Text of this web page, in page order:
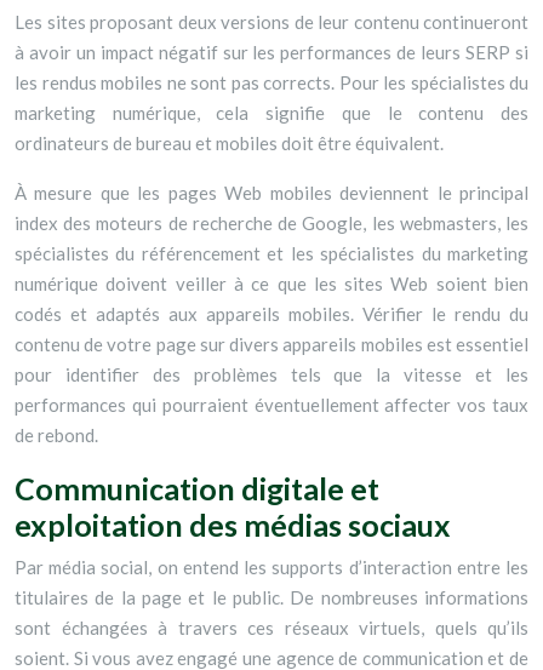
Les sites proposant deux versions de leur contenu continueront
à avoir un impact négatif sur les performances de leurs SERP si
les rendus mobiles ne sont pas corrects. Pour les spécialistes du
marketing numérique, cela signifie que le contenu des
ordinateurs de bureau et mobiles doit être équivalent.
À mesure que les pages Web mobiles deviennent le principal
index des moteurs de recherche de Google, les webmasters, les
spécialistes du référencement et les spécialistes du marketing
numérique doivent veiller à ce que les sites Web soient bien
codés et adaptés aux appareils mobiles. Vérifier le rendu du
contenu de votre page sur divers appareils mobiles est essentiel
pour identifier des problèmes tels que la vitesse et les
performances qui pourraient éventuellement affecter vos taux
de rebond.
Communication digitale et
exploitation des médias sociaux
Par média social, on entend les supports d’interaction entre les
titulaires de la page et le public. De nombreuses informations
sont échangées à travers ces réseaux virtuels, quels qu’ils
soient. Si vous avez engagé une agence de communication et de